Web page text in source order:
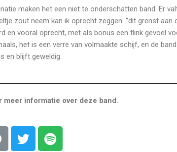
maken het een niet te onderschatten band. Er
zout neem kan ik oprecht zeggen: “dit grenst aan
en vooral oprecht, met als bonus een flink gevoel
het is een verre van volmaakte schijf, en de
en blijft geweldig.
meer informatie over deze band.